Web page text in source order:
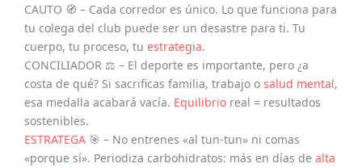
CAUTO 🧭 – Cada corredor es único. Lo que funciona para
tu colega del club puede ser un desastre para ti. Tu
cuerpo, tu proceso, tu estrategia.
CONCILIADOR ⚖️ – El deporte es importante, pero ¿a
costa de qué? Si sacrificas familia, trabajo o salud mental,
esa medalla acabará vacía. Equilibrio real = resultados
sostenibles.
ESTRATEGA 🎯 – No entrenes «al tun-tun» ni comas
«porque sí». Periodiza carbohidratos: más en días de alta